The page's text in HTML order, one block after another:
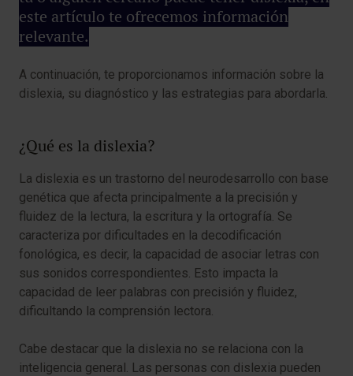
este artículo te ofrecemos información
relevante.
A continuación, te proporcionamos información sobre la
dislexia, su diagnóstico y las estrategias para abordarla.
¿Qué es la dislexia?
La dislexia es un trastorno del neurodesarrollo con base
genética que afecta principalmente a la precisión y
fluidez de la lectura, la escritura y la ortografía. Se
caracteriza por dificultades en la decodificación
fonológica, es decir, la capacidad de asociar letras con
sus sonidos correspondientes. Esto impacta la
capacidad de leer palabras con precisión y fluidez,
dificultando la comprensión lectora.
Cabe destacar que la dislexia no se relaciona con la
inteligencia general. Las personas con dislexia pueden